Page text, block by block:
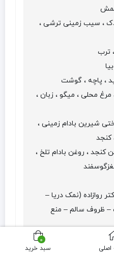
، سیب زمینی ترشی ،
ترب
، پاچه ، گوشت
محلی ، میگو ، زبان ،
شیرین بادام زمینی ،
کنجد
کنجد ، روغن بادام تلخ ،
روازاده (نمک دریا –
– ظروف سالم – منع
کد 124،، حب درد و مفاصل، معجون
رویال خالص- عرق
0
سبد خرید